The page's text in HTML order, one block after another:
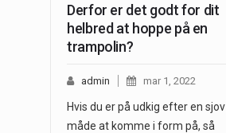
Derfor er det godt for dit
helbred at hoppe på en
trampolin?
admin mar 1, 2022
Hvis du er på udkig efter en sjov
måde at komme i form på, så